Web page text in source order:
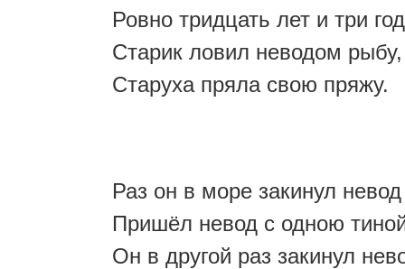
Ровно тридцать лет и три
Старик ловил неводом рыбу,
Старуха пряла свою пряжу.
Раз он в море закинул
Пришёл невод с одною
Он в другой раз закинул